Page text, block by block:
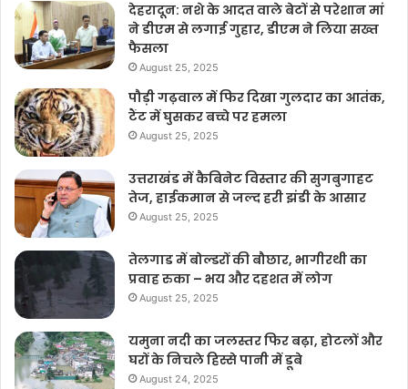
देहरादून: नशे के आदत वाले बेटों से परेशान मां
ने डीएम से लगाई गुहार, डीएम ने लिया सख्त
फैसला
August 25, 2025
पौड़ी गढ़वाल में फिर दिखा गुलदार का आतंक,
टैंट में घुसकर बच्चे पर हमला
August 25, 2025
उत्तराखंड में कैबिनेट विस्तार की सुगबुगाहट
तेज, हाईकमान से जल्द हरी झंडी के आसार
August 25, 2025
तेलगाड में बोल्डरों की बौछार, भागीरथी का
प्रवाह रुका – भय और दहशत में लोग
August 25, 2025
यमुना नदी का जलस्तर फिर बढ़ा, होटलों और
घरों के निचले हिस्से पानी में डूबे
August 24, 2025